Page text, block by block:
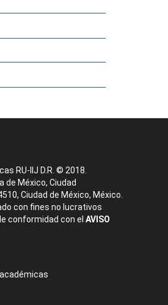
RU-IIJ D.R. © 2018.
de México, Ciudad
Ciudad de México, México.
con fines no lucrativos
conformidad con el AVISO